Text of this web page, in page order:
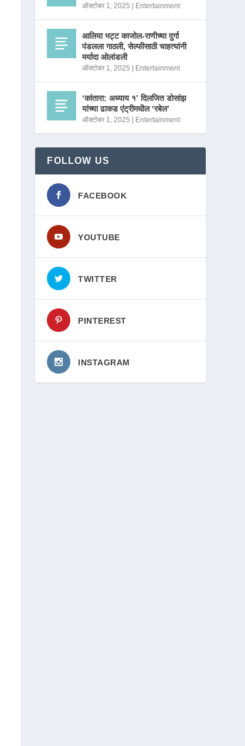
ऑक्टोबर 1, 2025 Entertainment
आलिया भट्ट काजोल-राणीच्या दुर्गा
पंडलला गाठली, सेल्फीसाठी चाहत्यांनी
मर्यादा ओलांडली
ऑक्टोबर 1, 2025 Entertainment
‘कांतारा: अध्याय १’ दिलजित डोसांझ
यांच्या ढाकड एंट्रीमधील ‘रबेल’
ऑक्टोबर 1, 2025 Entertainment
FOLLOW US
FACEBOOK
YOUTUBE
TWITTER
PINTEREST
INSTAGRAM